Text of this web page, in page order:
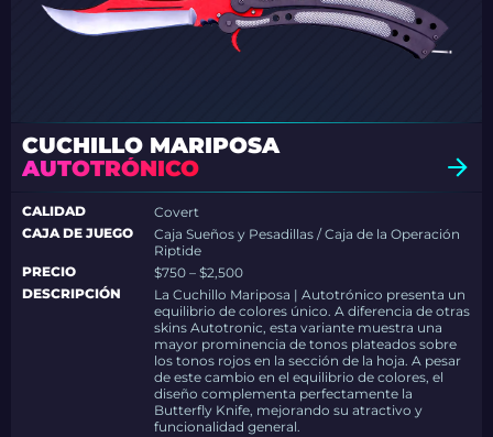
CUCHILLO MARIPOSA
AUTOTRÓNICO
CALIDAD
Covert
CAJA DE JUEGO
Caja Sueños y Pesadillas / Caja de la Operación
Riptide
PRECIO
$750 – $2,500
DESCRIPCIÓN
La Cuchillo Mariposa | Autotrónico presenta un
equilibrio de colores único. A diferencia de otras
skins Autotronic, esta variante muestra una
mayor prominencia de tonos plateados sobre
los tonos rojos en la sección de la hoja. A pesar
de este cambio en el equilibrio de colores, el
diseño complementa perfectamente la
Butterfly Knife, mejorando su atractivo y
funcionalidad general.